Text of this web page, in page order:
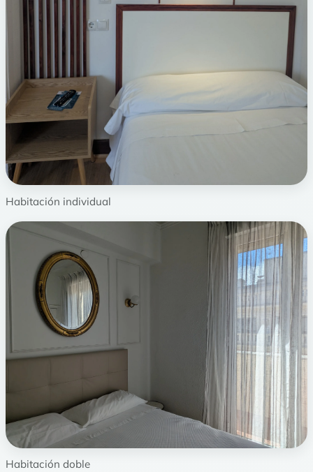
Habitación individual
Habitación doble